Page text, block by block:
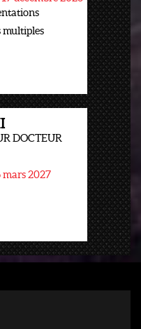
multiples
DOCTEUR
mars 2027